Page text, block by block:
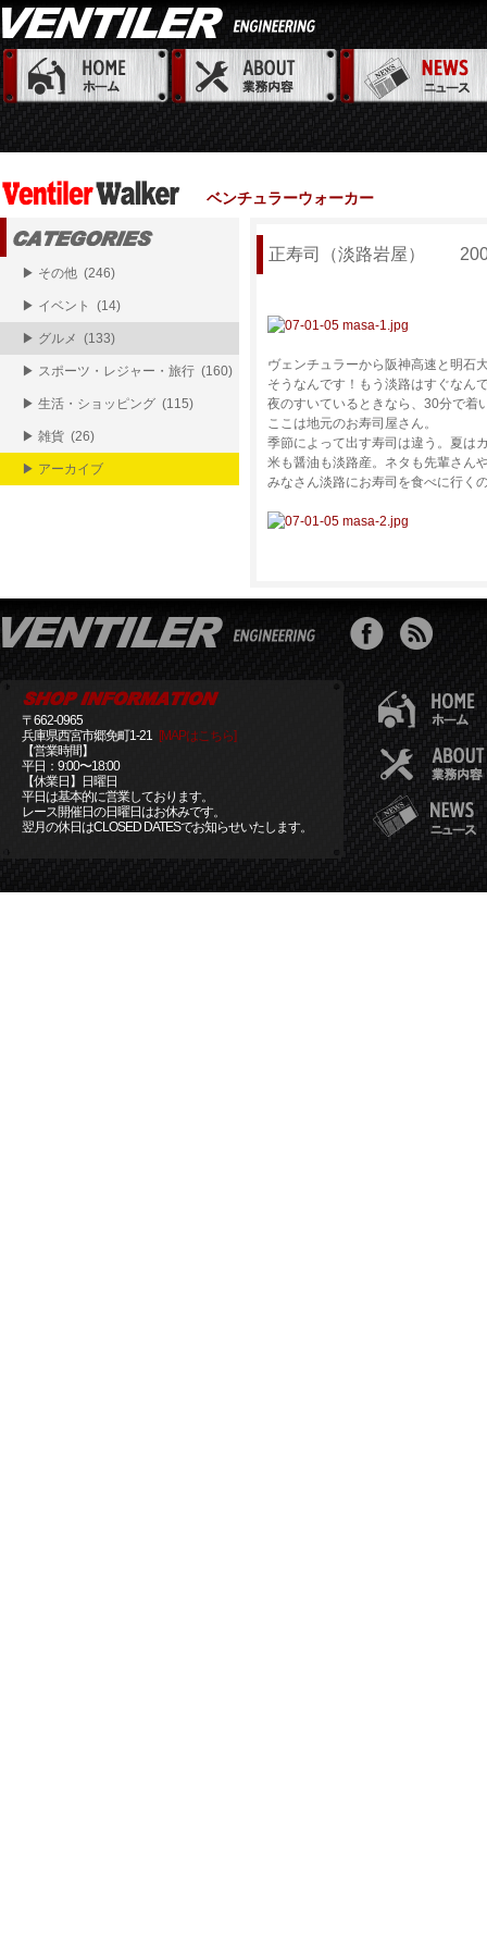
ベンチュラーウォーカー
正寿司（淡路岩屋）
ヴェンチュラーから阪神高速と明石
そうなんです！もう淡路はすぐなん
夜のすいているときなら、30分で着
ここは地元のお寿司屋さん。
季節によって出す寿司は違う。夏は
米も醤油も淡路産。ネタも先輩さん
みなさん淡路にお寿司を食べに行く
▶ その他 (246)
▶ イベント (14)
▶ グルメ (133)
▶ スポーツ・レジャー・旅行 (160)
▶ 生活・ショッピング (115)
▶ 雑貨 (26)
▶ アーカイブ
〒662-0965
兵庫県西宮市郷免町1-21 [MAPはこちら]
【営業時間】
平日：9:00〜18:00
【休業日】日曜日
平日は基本的に営業しております。
レース開催日の日曜日はお休みです。
翌月の休日はCLOSED DATESでお知らせいたします。